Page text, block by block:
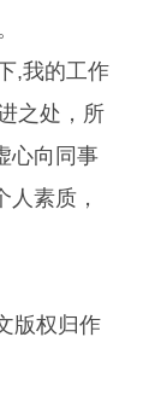
,我的工作
之处，所
心向同事
素质，
版权归作